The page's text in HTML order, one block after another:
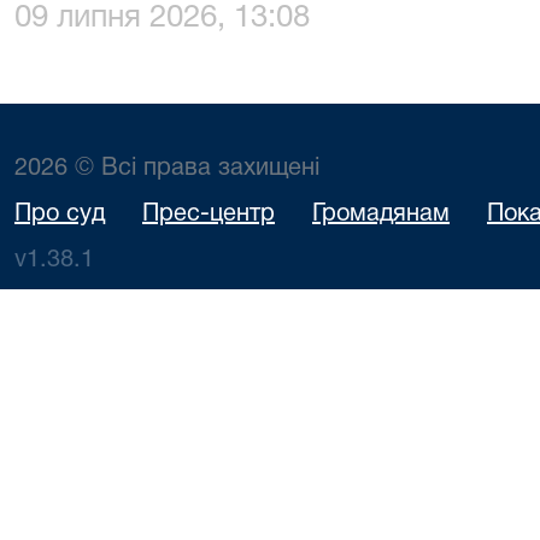
09 липня 2026, 13:08
2026 © Всі права захищені
Про суд Прес-центр Громадянам
v1.38.1